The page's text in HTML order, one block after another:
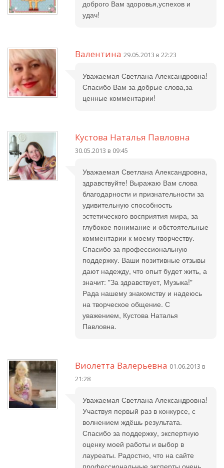
доброго Вам здоровья,успехов и
удач!
Валентина 29.05.2013 в 22:23
Уважаемая Светлана Александровна!
Спасибо Вам за добрые слова,за
ценные комментарии!
Кустова Наталья Павловна
30.05.2013 в 09:45
Уважаемая Светлана Александровна,
здравствуйте! Выражаю Вам слова
благодарности и признательности за
удивительную способность
эстетического восприятия мира, за
глубокое понимание и обстоятельные
комментарии к моему творчеству.
Спасибо за профессиональную
поддержку. Ваши позитивные отзывы
дают надежду, что опыт будет жить, а
значит: "За здравствует, Музыка!"
Рада нашему знакомству и надеюсь
на творческое общение. С
уважением, Кустова Наталья
Павловна.
Виолетта Валерьевна 01.06.2013 в
21:28
Уважаемая Светлана Александровна!
Участвуя первый раз в конкурсе, с
волнением ждёшь результата.
Спасибо за поддержку, экспертную
оценку моей работы и выбор в
лауреаты. Радостно, что на сайте
профессиональные эксперты очень